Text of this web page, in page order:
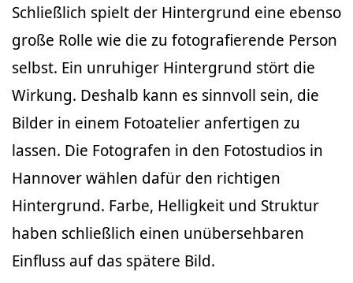
Schließlich spielt der Hintergrund eine ebenso
große Rolle wie die zu fotografierende Person
selbst. Ein unruhiger Hintergrund stört die
Wirkung. Deshalb kann es sinnvoll sein, die
Bilder in einem Fotoatelier anfertigen zu
lassen. Die Fotografen in den Fotostudios in
Hannover wählen dafür den richtigen
Hintergrund. Farbe, Helligkeit und Struktur
haben schließlich einen unübersehbaren
Einfluss auf das spätere Bild.